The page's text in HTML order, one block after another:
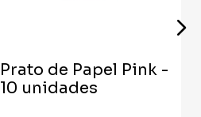
Prato de Papel Pink -
10 unidades